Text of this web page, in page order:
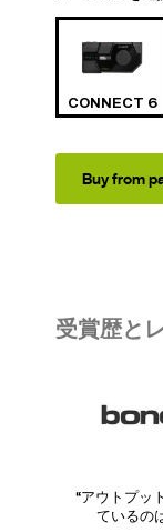
CONNECT 6
Buy from
受賞歴と
トプットの柔軟性が非
ているのは素晴らしい